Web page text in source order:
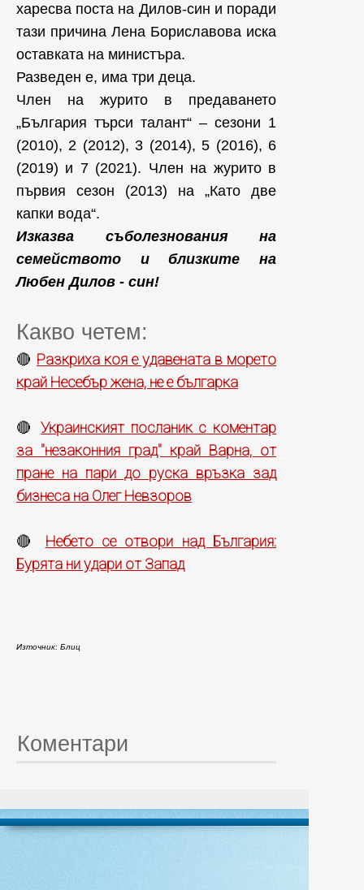
харесва поста на Дилов-син и поради
тази причина Лена Бориславова иска
оставката на министъра.
Разведен е, има три деца.
Член на журито в предаването
„България търси талант“ – сезони 1
(2010), 2 (2012), 3 (2014), 5 (2016), 6
(2019) и 7 (2021). Член на журито в
първия сезон (2013) на „Като две
капки вода“.
Изказва съболезнования на
семейството и близките на
Любен Дилов - син!
Какво четем:
🔴 Разкриха коя е удавената в морето
край Несебър жена, не е българка
🔴Украинският посланик с коментар
за "незаконния град" край Варна, от
пране на пари до руска връзка зад
бизнеса на Олег Невзоров
🔴 Небето се отвори над България:
Бурята ни удари от Запад
Източник: Блиц
Коментари